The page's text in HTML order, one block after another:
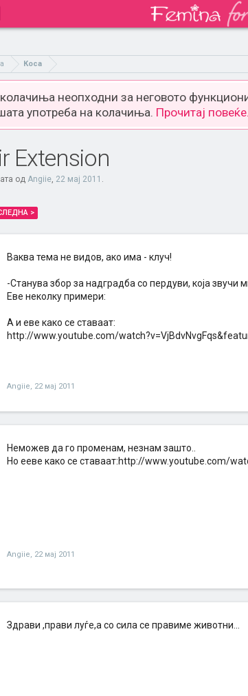
Коса
колачиња неопходни за неговото
употреба на колачиња. Прочитај повеќе.
Extension
од Angiie, 22 мај 2011 .
>
Ваква тема не видов, ако има - клуч!
-Станува збор за надградба со пердуви, која звучи
Еве неколку примери:
А и еве како се ставаат:
http://www.youtube.com/
Angiie, 22 мај 2011
Неможев да го променам, незнам зашто..
Но ееве како се ставаат:http://www.youtube.com/
Angiie, 22 мај 2011
Здрави ,прави луѓе,а со сила се правиме животни...